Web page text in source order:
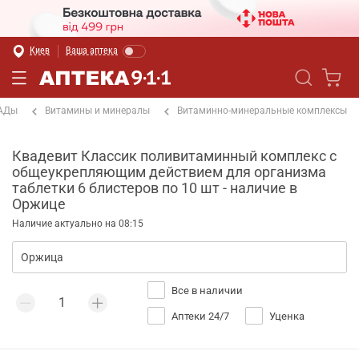
Киев Ваша аптека
Витамины и минералы Витаминно-минеральные комплексы
Квадевит Классик поливитаминный комплекс с
общеукрепляющим действием для организма
таблетки 6 блистеров по 10 шт - наличие в
Оржице
Наличие актуально на 08:15
Все в наличии
Аптеки 24/7 Уценка